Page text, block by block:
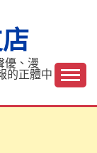
優、漫
的正體中